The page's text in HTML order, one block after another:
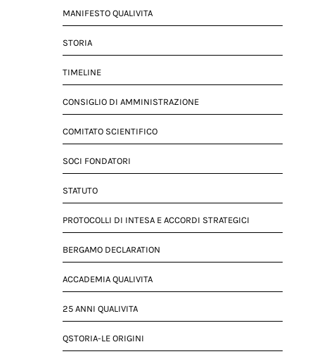
MANIFESTO QUALIVITA
STORIA
TIMELINE
CONSIGLIO DI AMMINISTRAZIONE
COMITATO SCIENTIFICO
SOCI FONDATORI
STATUTO
PROTOCOLLI DI INTESA E ACCORDI STRATEGICI
BERGAMO DECLARATION
ACCADEMIA QUALIVITA
25 ANNI QUALIVITA
QSTORIA-LE ORIGINI